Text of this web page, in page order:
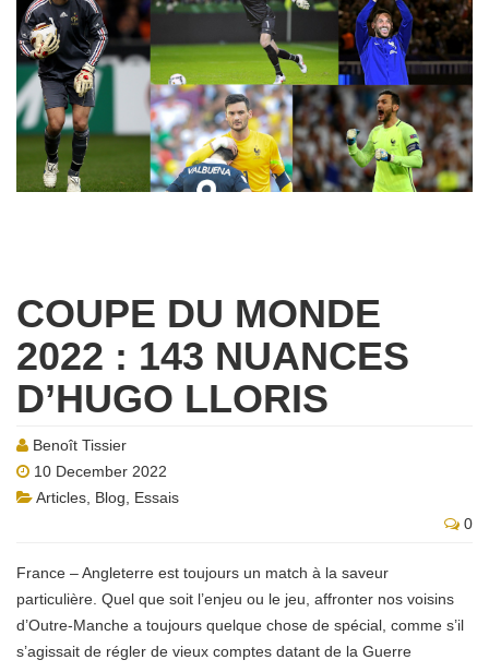
COUPE DU MONDE
2022 : 143 NUANCES
D’HUGO LLORIS
Benoît Tissier
10 December 2022
Articles Blog
Essais
0
France – Angleterre est toujours un match à la saveur
particulière. Quel que soit l’enjeu ou le jeu, affronter nos voisins
d’Outre-Manche a toujours quelque chose de spécial, comme s’il
s’agissait de régler de vieux comptes datant de la Guerre